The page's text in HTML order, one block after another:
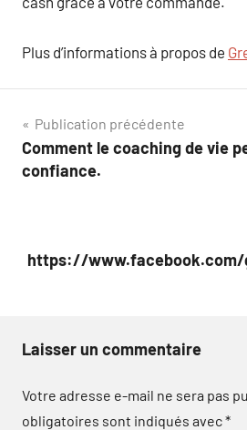
Plus d’informations à propos de
Navigation
de
Publication précédente
Comment le coaching de vie
confiance.
https://
Laisser un commentaire
Votre adresse e-mail ne sera pas
obligatoires sont indiqués avec*